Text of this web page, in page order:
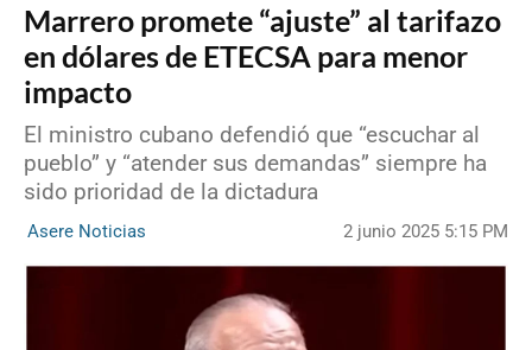
Marrero promete “ajuste” al tarifazo
en dólares de ETECSA para menor
impacto
El ministro cubano defendió que “escuchar al
pueblo” y “atender sus demandas” siempre ha
sido prioridad de la dictadura
Asere Noticias 2 junio 2025 5:15 PM